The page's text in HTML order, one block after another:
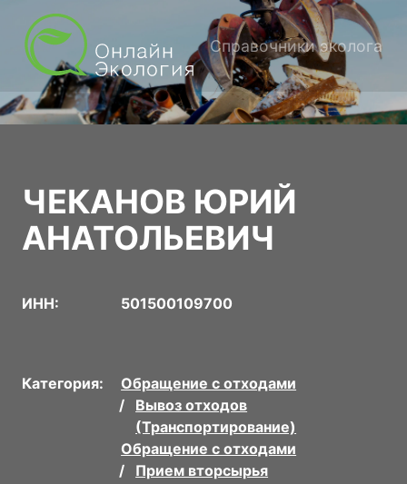
Справочники эколога
ЧЕКАНОВ ЮРИЙ
АНАТОЛЬЕВИЧ
ИНН: 501500109700
Категория:
Обращение с отходами
Вывоз отходов
(Транспортирование)
Обращение с отходами
Прием вторсырья